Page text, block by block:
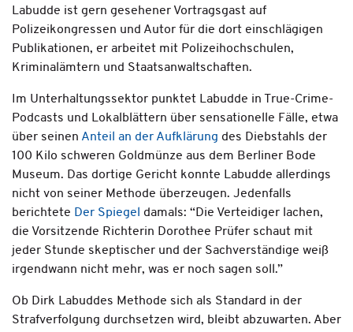
Labudde ist gern gesehener Vortragsgast auf
Polizeikongressen und Autor für die dort einschlägigen
Publikationen, er arbeitet mit Polizeihochschulen,
Kriminalämtern und Staatsanwaltschaften.
Im Unterhaltungssektor punktet Labudde in True-Crime-
Podcasts und Lokalblättern über sensationelle Fälle, etwa
über seinen Anteil an der Aufklärung des Diebstahls der
100 Kilo schweren Goldmünze aus dem Berliner Bode
Museum. Das dortige Gericht konnte Labudde allerdings
nicht von seiner Methode überzeugen. Jedenfalls
berichtete Der Spiegel
damals: “Die Verteidiger lachen,
die Vorsitzende Richterin Dorothee Prüfer schaut mit
jeder Stunde skeptischer und der Sachverständige weiß
irgendwann nicht mehr, was er noch sagen soll.”
Ob Dirk Labuddes Methode sich als Standard in der
Strafverfolgung durchsetzen wird, bleibt abzuwarten. Aber